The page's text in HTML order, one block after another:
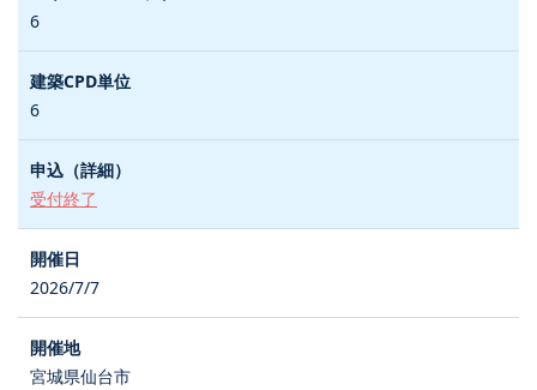
6
6
受付終了
2026/7/7
宮城県仙台市